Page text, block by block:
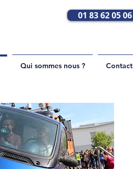
01 83 62 05 06
Qui sommes nous ? Contact